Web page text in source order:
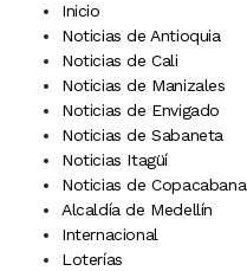
Inicio
Noticias de Antioquia
Noticias de Cali
Noticias de Manizales
Noticias de Envigado
Noticias de Sabaneta
Noticias Itagüí
Noticias de Copacabana
Alcaldía de Medellín
Internacional
Loterías